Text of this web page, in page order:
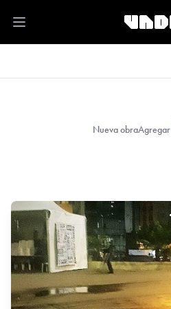
Open main menu
Nueva obraAgregar